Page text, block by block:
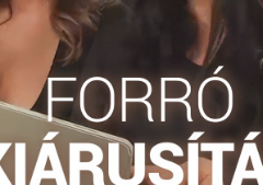
Lores LUCCA hálóharisnya a
meg mindent egyetlen
Necc harisnya